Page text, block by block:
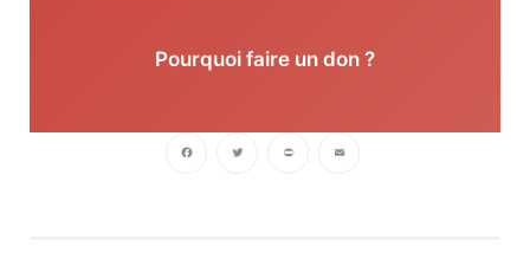
Pourquoi faire un don ?